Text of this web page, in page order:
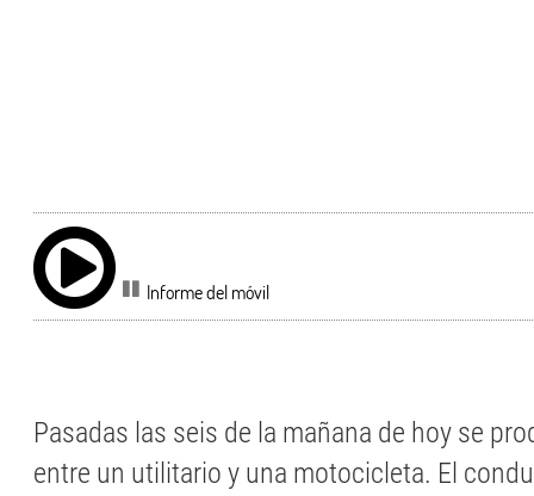
Informe del móvil
Pasadas las seis de la mañana de hoy se
entre un utilitario y una motocicleta. El